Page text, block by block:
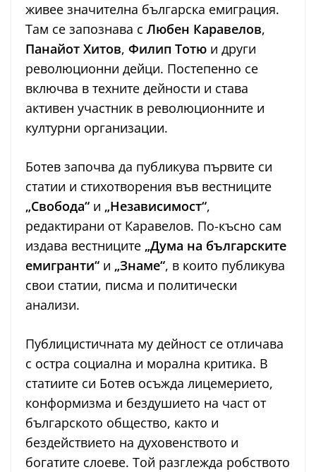
живее значителна българска емиграция.
Там се запознава с Любен Каравелов,
Панайот Хитов, Филип Тотю и други
революционни дейци. Постепенно се
включва в техните дейности и става
активен участник в революционните и
културни организации.
Ботев започва да публикува първите си
статии и стихотворения във вестниците
„Свобода“ и „Независимост“,
редактирани от Каравелов. По-късно сам
издава вестниците „Дума на българските
емигранти“ и „Знаме“, в които публикува
свои статии, писма и политически
анализи.
Публицистичната му дейност се отличава
с остра социална и морална критика. В
статиите си Ботев осъжда лицемерието,
конформизма и бездушието на част от
българското общество, както и
бездействието на духовенството и
богатите слоеве. Той разглежда робството